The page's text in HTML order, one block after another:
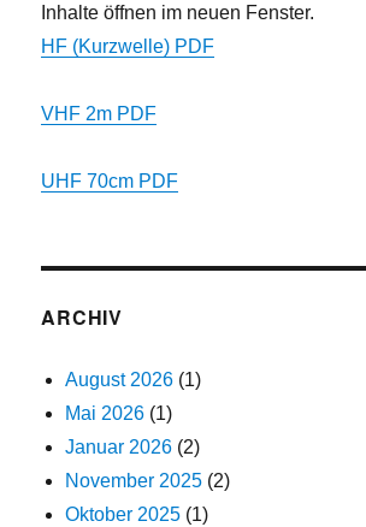
Inhalte öffnen im neuen Fenster.
HF (Kurzwelle) PDF
VHF 2m PDF
UHF 70cm PDF
ARCHIV
August 2026 (1)
Mai 2026 (1)
Januar 2026 (2)
November 2025 (2)
Oktober 2025 (1)